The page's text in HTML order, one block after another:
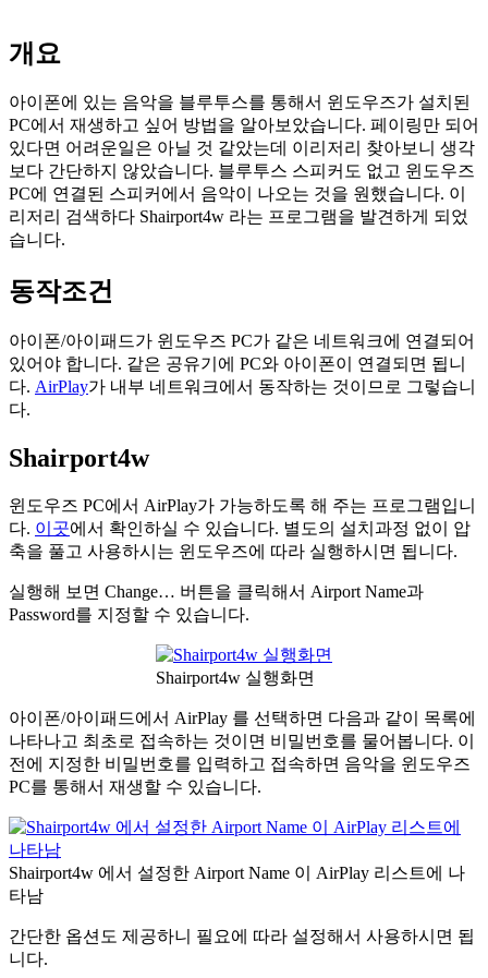
개요
아이폰에 있는 음악을 블루투스를 통해서 윈도우즈가 설치된
PC에서 재생하고 싶어 방법을 알아보았습니다. 페이링만 되어
있다면 어려운일은 아닐 것 같았는데 이리저리 찾아보니 생각
보다 간단하지 않았습니다. 블루투스 스피커도 없고 윈도우즈
PC에 연결된 스피커에서 음악이 나오는 것을 원했습니다. 이
리저리 검색하다 Shairport4w 라는 프로그램을 발견하게 되었
습니다.
동작조건
아이폰/아이패드가 윈도우즈 PC가 같은 네트워크에 연결되어
있어야 합니다. 같은 공유기에 PC와 아이폰이 연결되면 됩니
다. AirPlay가 내부 네트워크에서 동작하는 것이므로 그렇습니
다.
Shairport4w
윈도우즈 PC에서 AirPlay가 가능하도록 해 주는 프로그램입니
다. 이곳에서 확인하실 수 있습니다. 별도의 설치과정 없이 압
축을 풀고 사용하시는 윈도우즈에 따라 실행하시면 됩니다.
실행해 보면 Change… 버튼을 클릭해서 Airport Name과
Password를 지정할 수 있습니다.
Shairport4w 실행화면
아이폰/아이패드에서 AirPlay 를 선택하면 다음과 같이 목록에
나타나고 최초로 접속하는 것이면 비밀번호를 물어봅니다. 이
전에 지정한 비밀번호를 입력하고 접속하면 음악을 윈도우즈
PC를 통해서 재생할 수 있습니다.
Shairport4w 에서 설정한 Airport Name 이 AirPlay 리스트에 나
타남
간단한 옵션도 제공하니 필요에 따라 설정해서 사용하시면 됩
니다.